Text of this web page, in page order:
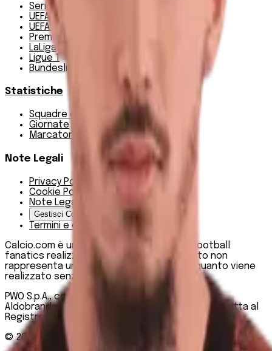
Serie A
UEFA Champions League Teams
UEFA Europa League Teams
Premier League
LaLiga
Ligue 1
Bundesliga
Statistiche
Squadre e classifica
Giornate
Marcatori
Note Legali
Privacy Policy
Cookie Policy
Note Legali
Gestisci Cookie
Termini e condizioni
Calcio.com è un innovativo data hub per football
fanatics realizzato da PWO SpA. Questo sito non
rappresenta una testata giornalistica, in quanto viene
realizzato senza alcuna periodicità.
PWO S.p.A., con sede legale in Roma, Via degli
Aldobrandeschi n. 300, C.F. e P.IVA 13747301003, Iscritta al
Registro delle Imprese di Roma n. R.E.A 1470551
© 2025
Calcio.com